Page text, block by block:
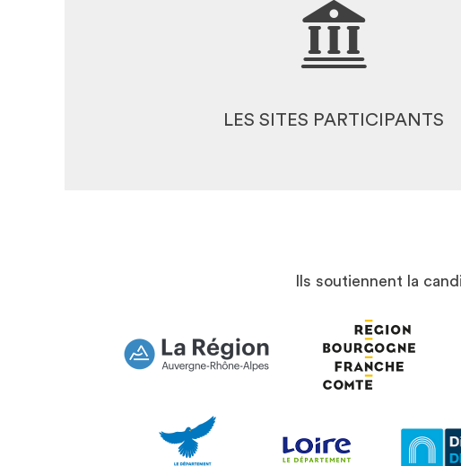
LES SITES PARTICIPANTS
LES COULEURS DE LA
Ils soutiennent la